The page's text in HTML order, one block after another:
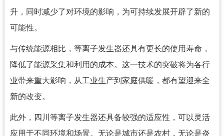
升，同时减少了对环境的影响，为可持续发展开辟了新的
可能性。
与传统能源相比，等离子发生器还具有更长的使用寿命，
降低了能源采集和利用的成本。这一技术的突破将为各行
业带来重大影响，从工业生产到家庭供暖，都有望迎来全
新的改变。
此外，四川等离子发生器还具备较强的适应性，可以灵活
应用于不同环境和场景。无论是城市还是农村，无论是炎